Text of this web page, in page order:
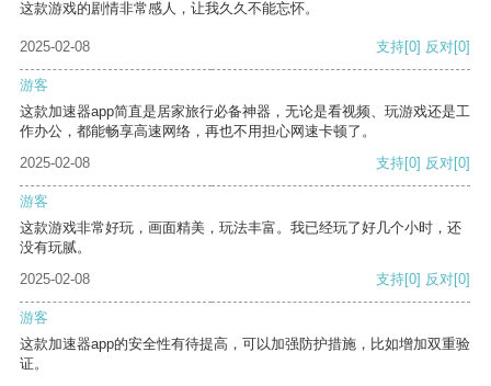
这款游戏的剧情非常感人，让我久久不能忘怀。
2025-02-08 支持[0] 反对[0]
游客
这款加速器app简直是居家旅行必备神器，无论是看视频、玩游戏还是工
作办公，都能畅享高速网络，再也不用担心网速卡顿了。
2025-02-08
支持[0] 反对[0]
游客
这款游戏非常好玩，画面精美，玩法丰富。我已经玩了好几个小时，还
没有玩腻。
2025-02-08
支持[0] 反对[0]
游客
这款加速器app的安全性有待提高，可以加强防护措施，比如增加双重验
证。